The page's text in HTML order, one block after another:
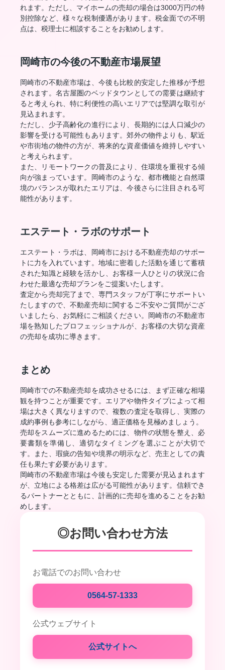
れます。ただし、マイホームの売却の場合は3000万円の特
別控除など、様々な税制優遇があります。税金面での不明
点は、税理士に相談することをお勧めします。
岡崎市の今後の不動産市場展望
岡崎市の不動産市場は、今後も比較的安定した推移が予想
されます。名古屋圏のベッドタウンとしての需要は継続す
ると考えられ、特に利便性の高いエリアでは堅調な取引が
見込まれます。
ただし、少子高齢化の進行により、長期的には人口減少の
影響を受ける可能性もあります。郊外の物件よりも、駅近
や市街地の物件の方が、将来的な資産価値を維持しやすい
と考えられます。
また、リモートワークの普及により、住環境を重視する傾
向が強まっています。岡崎市のような、都市機能と自然環
境のバランスが取れたエリアは、今後さらに注目される可
能性があります。
エステート・ラボのサポート
エステート・ラボは、岡崎市における不動産売却のサポー
トに力を入れています。地域に密着した活動を通じて蓄積
された知識と経験を活かし、お客様一人ひとりの状況に合
わせた最適な売却プランをご提案いたします。
査定から売却完了まで、専門スタッフが丁寧にサポートい
たしますので、不動産売却に関するご不安やご質問がござ
いましたら、お気軽にご相談ください。岡崎市の不動産市
場を熟知したプロフェッショナルが、お客様の大切な資産
の売却を成功に導きます。
まとめ
岡崎市での不動産売却を成功させるには、まず正確な相場
観を持つことが重要です。エリアや物件タイプによって相
場は大きく異なりますので、複数の査定を取得し、実際の
成約事例も参考にしながら、適正価格を見極めましょう。
売却をスムーズに進めるためには、物件の状態を整え、必
要書類を準備し、適切なタイミングを選ぶことが大切で
す。また、瑕疵の告知や境界の明示など、売主としての責
任も果たす必要があります。
岡崎市の不動産市場は今後も安定した需要が見込まれます
が、立地による格差は広がる可能性があります。信頼でき
るパートナーとともに、計画的に売却を進めることをお勧
めします。
◎お問い合わせ方法
お電話でのお問い合わせ
0564-57-1333
公式ウェブサイト
公式サイトへ